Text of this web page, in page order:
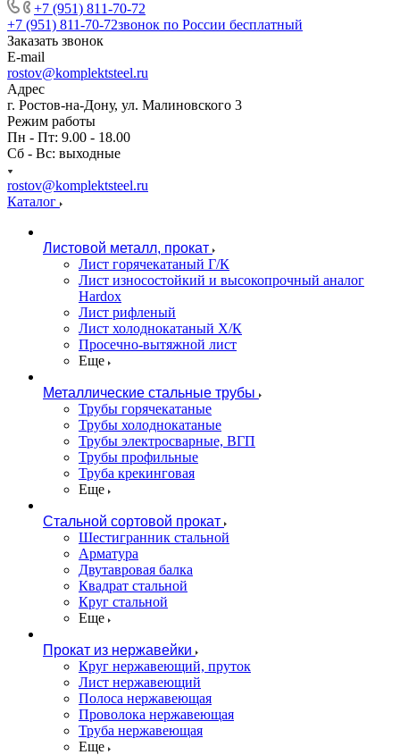
+7 (951) 811-70-72
+7 (951) 811-70-72звонок по России бесплатный
Заказать звонок
E-mail
rostov@komplektsteel.ru
Адрес
г. Ростов-на-Дону, ул. Малиновского 3
Режим работы
Пн - Пт: 9.00 - 18.00
Сб - Вс: выходные
rostov@komplektsteel.ru
Каталог
Листовой металл, прокат
Лист горячекатаный Г/К
Лист износостойкий и высокопрочный аналог
Hardox
Лист рифленый
Лист холоднокатаный Х/К
Просечно-вытяжной лист
Еще
Металлические стальные трубы
Трубы горячекатаные
Трубы холоднокатаные
Трубы электросварные, ВГП
Трубы профильные
Труба крекинговая
Еще
Стальной сортовой прокат
Шестигранник стальной
Арматура
Двутавровая балка
Квадрат стальной
Круг стальной
Еще
Прокат из нержавейки
Круг нержавеющий, пруток
Лист нержавеющий
Полоса нержавеющая
Проволока нержавеющая
Труба нержавеющая
Еще